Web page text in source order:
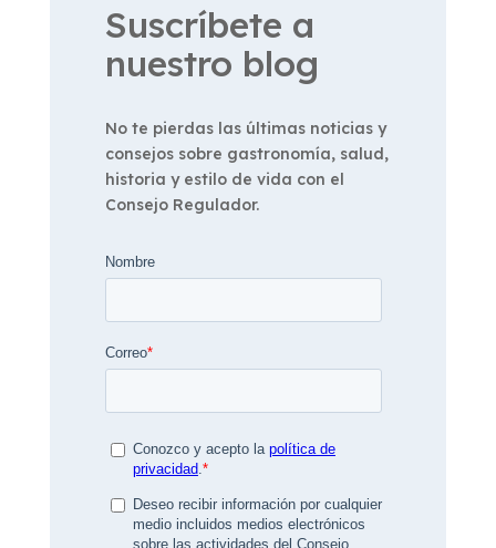
Suscríbete a
nuestro blog
No te pierdas las últimas noticias y
consejos sobre gastronomía, salud,
historia y estilo de vida con el
Consejo Regulador.